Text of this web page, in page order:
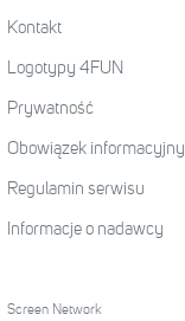
Kontakt
Logotypy 4FUN
Prywatność
Obowiązek informacyjny
Regulamin serwisu
Informacje o nadawcy
Screen Network